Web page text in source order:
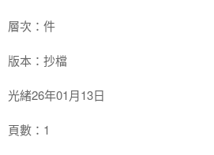
層次：件
版本：抄檔
光緒26年01月13日
頁數：1